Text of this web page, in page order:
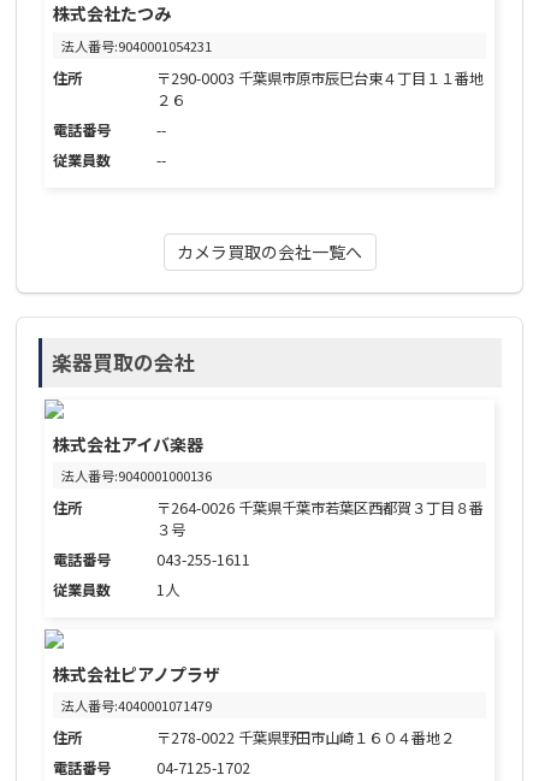
株式会社たつみ
法人番号:9040001054231
住所
〒290-0003 千葉県市原市辰巳台東４丁目１１番地
２６
電話番号
--
従業員数
--
カメラ買取の会社一覧へ
楽器買取の会社
株式会社アイバ楽器
法人番号:9040001000136
住所
〒264-0026 千葉県千葉市若葉区西都賀３丁目８番
３号
電話番号
043-255-1611
従業員数
1人
株式会社ピアノプラザ
法人番号:4040001071479
住所
〒278-0022 千葉県野田市山崎１６０４番地２
電話番号
04-7125-1702